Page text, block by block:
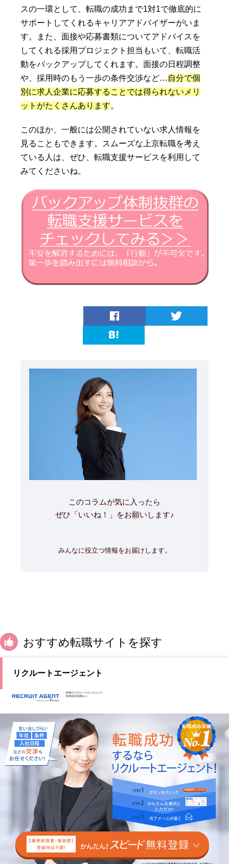
スの一環として、転職の成功まで1対1で徹底的に
サポートしてくれるキャリアアドバイザーがいま
す。また、面接や応募書類についてアドバイスを
してくれる採用プロジェクト担当もいて、転職活
動をバックアップしてくれます。面接の日程調整
や、採用時のもう一歩の条件交渉など… 自分で個
別に求人企業に応募することでは得られないメリ
ットがたくさんあります。
このほか、一般には公開されていない求人情報を
見ることもできます。スムーズな上京転職を考え
ている人は、ぜひ、転職支援サービスを利用して
みてくださいね。
このコラムが気に入ったら
ぜひ「いいね！」をお願いします♪
みんなに役立つ情報をお届けします。
おすすめ転職サイトを探す
リクルートエージェント